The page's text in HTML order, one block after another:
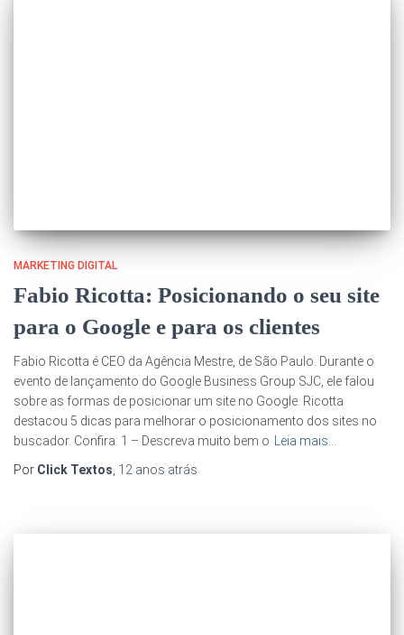
MARKETING DIGITAL
Fabio Ricotta: Posicionando o seu site
para o Google e para os clientes
Fabio Ricotta é CEO da Agência Mestre, de São Paulo. Durante o
evento de lançamento do Google Business Group SJC, ele falou
sobre as formas de posicionar um site no Google. Ricotta
destacou 5 dicas para melhorar o posicionamento dos sites no
buscador. Confira: 1 – Descreva muito bem o
Leia mais…
Por Click Textos 12 anos atrás